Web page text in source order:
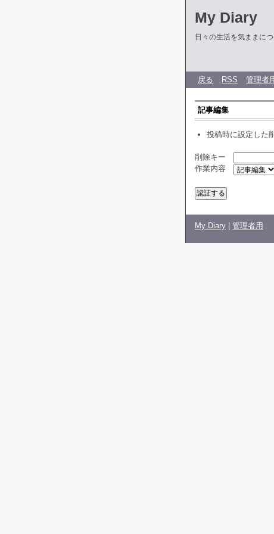
My Diary
日々の生活を気ままにつ
戻る RSS 管理者
記事編集
投稿時に設定した
削除キー
作業内容
My Diary 管理者用